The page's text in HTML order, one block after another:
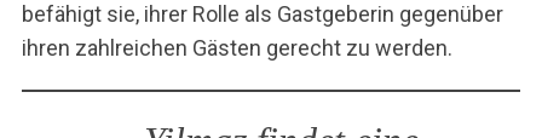
befähigt sie, ihrer Rolle als Gastgeberin gegenüber
ihren zahlreichen Gästen gerecht zu werden.